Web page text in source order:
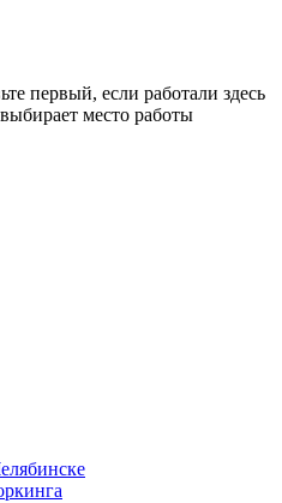
первый, если работали здесь
место работы